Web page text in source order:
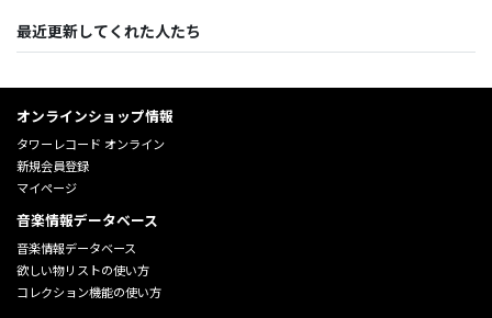
最近更新してくれた人たち
オンラインショップ情報
タワーレコード オンライン
新規会員登録
マイページ
音楽情報データベース
音楽情報データベース
欲しい物リストの使い方
コレクション機能の使い方